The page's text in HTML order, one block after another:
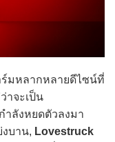
หลากหลายดีไซน์ที่
าจะเป็น
ำลังหยดตัวลงมา
บาน, Lovestruck